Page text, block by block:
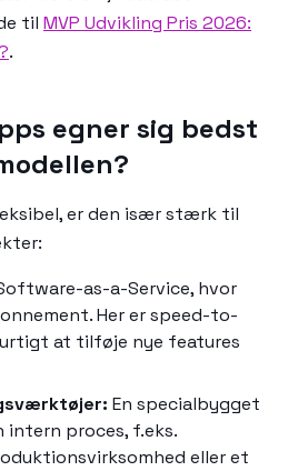
til MVP Udvikling Pris 2026:
.
egner sig bedst
er den især stærk til
as-a-Service, hvor
Her er speed-to-
at tilføje nye features
En specialbygget
proces, f.eks.
eller et